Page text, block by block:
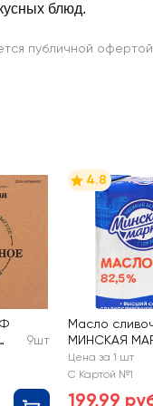
блюд.
публичной офертой
9шт
4.8
Масло
МИНСКАЯ
82,5%, без змж
Цена за 1 шт
С Картой №1
199,99